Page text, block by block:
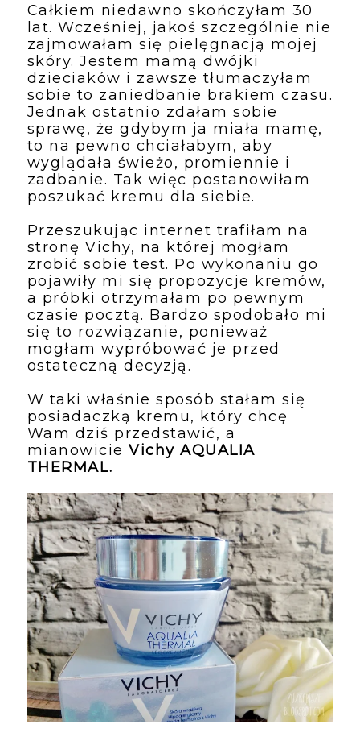
Całkiem niedawno skończyłam 30
lat. Wcześniej, jakoś szczególnie nie
zajmowałam się pielęgnacją mojej
skóry. Jestem mamą dwójki
dzieciaków i zawsze tłumaczyłam
sobie to zaniedbanie brakiem czasu.
Jednak ostatnio zdałam sobie
sprawę, że gdybym ja miała mamę,
to na pewno chciałabym, aby
wyglądała świeżo, promiennie i
zadbanie. Tak więc postanowiłam
poszukać kremu dla siebie.
Przeszukując internet trafiłam na
stronę Vichy, na której mogłam
zrobić sobie test. Po wykonaniu go
pojawiły mi się propozycje kremów,
a próbki otrzymałam po pewnym
czasie pocztą. Bardzo spodobało mi
się to rozwiązanie, ponieważ
mogłam wypróbować je przed
ostateczną decyzją.
W taki właśnie sposób stałam się
posiadaczką kremu, który chcę
Wam dziś przedstawić, a
mianowicie Vichy AQUALIA
THERMAL.